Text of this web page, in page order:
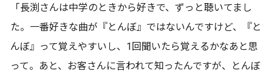
「長渕さんは中学のときから好きで、ずっと聴いてまし
た。一番好きな曲が『とんぼ』ではないんですけど、『と
んぼ』って覚えやすいし、1回聞いたら覚えるかなあと思
って。あと、お客さんに言われて知ったんですが、とんぼ